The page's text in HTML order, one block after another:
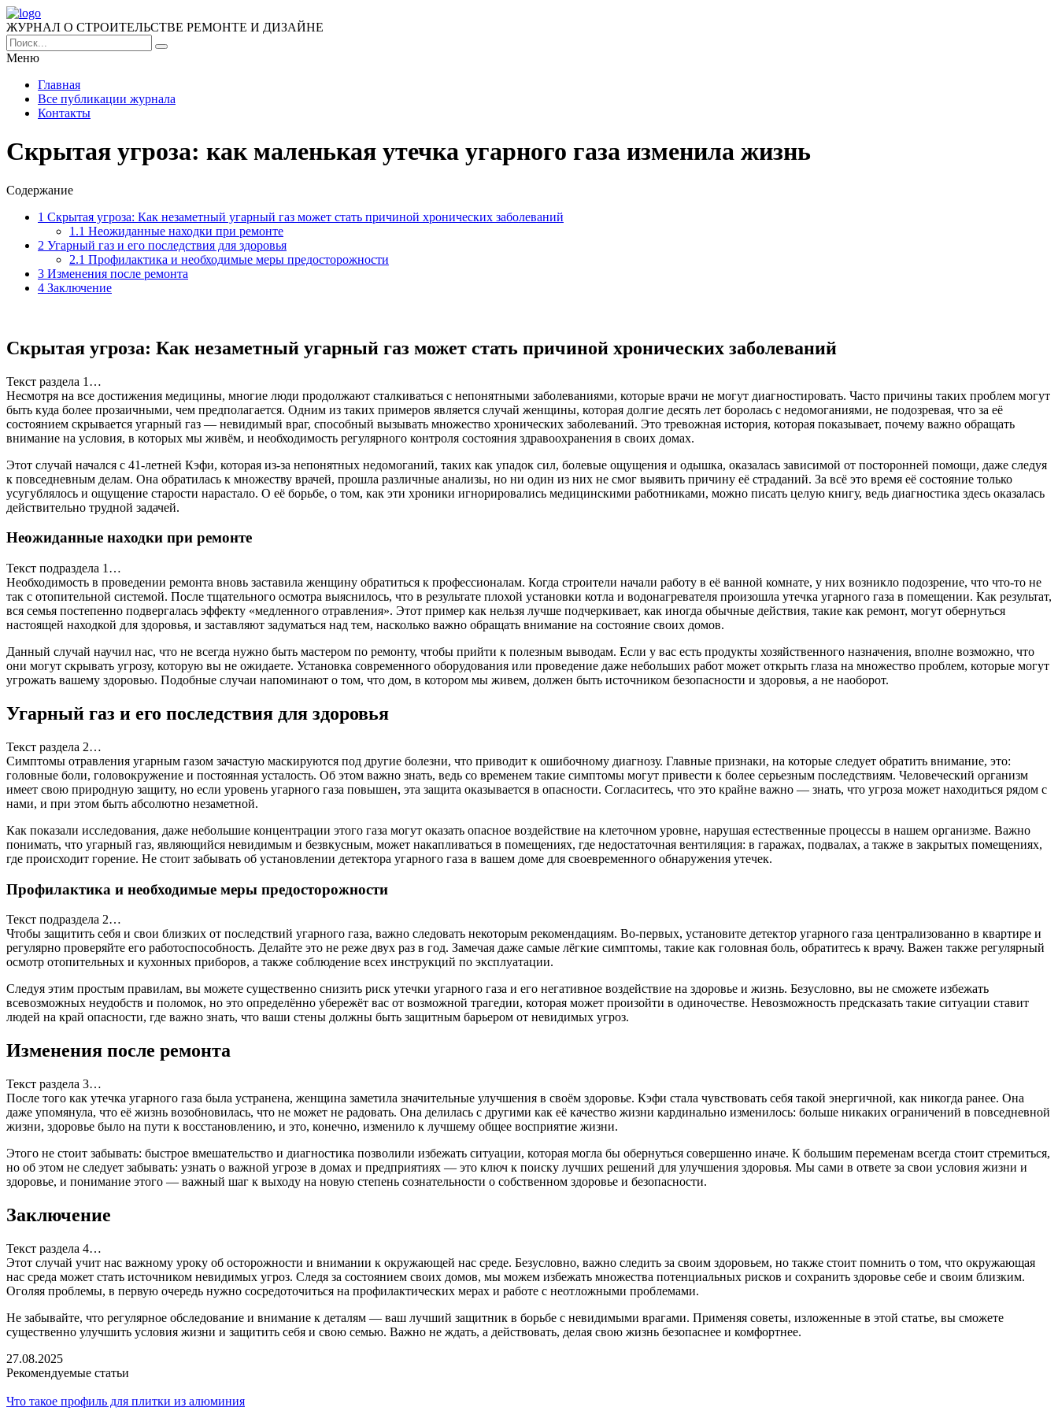
ЖУРНАЛ О СТРОИТЕЛЬСТВЕ РЕМОНТЕ И ДИЗАЙНЕ
Меню
Главная
Все публикации журнала
Контакты
Скрытая угроза: как маленькая утечка угарного газа изменила жизнь
Содержание
1 Скрытая угроза: Как незаметный угарный газ может стать причиной хронических заболеваний
1.1 Неожиданные находки при ремонте
2 Угарный газ и его последствия для здоровья
2.1 Профилактика и необходимые меры предосторожности
3 Изменения после ремонта
4 Заключение
Скрытая угроза: Как незаметный угарный газ может стать причиной хронических заболеваний
Текст раздела 1…
Несмотря на все достижения медицины, многие люди продолжают сталкиваться с непонятными заболеваниями, которые врачи не могут диагностировать. Часто причины таких проблем могут
быть куда более прозаичными, чем предполагается. Одним из таких примеров является случай женщины, которая долгие десять лет боролась с недомоганиями, не подозревая, что за её
состоянием скрывается угарный газ — невидимый враг, способный вызывать множество хронических заболеваний. Это тревожная история, которая показывает, почему важно обращать
внимание на условия, в которых мы живём, и необходимость регулярного контроля состояния здравоохранения в своих домах.
Этот случай начался с 41-летней Кэфи, которая из-за непонятных недомоганий, таких как упадок сил, болевые ощущения и одышка, оказалась зависимой от посторонней помощи, даже следуя
к повседневным делам. Она обратилась к множеству врачей, прошла различные анализы, но ни один из них не смог выявить причину её страданий. За всё это время её состояние только
усугублялось и ощущение старости нарастало. О её борьбе, о том, как эти хроники игнорировались медицинскими работниками, можно писать целую книгу, ведь диагностика здесь оказалась
действительно трудной задачей.
Неожиданные находки при ремонте
Текст подраздела 1…
Необходимость в проведении ремонта вновь заставила женщину обратиться к профессионалам. Когда строители начали работу в её ванной комнате, у них возникло подозрение, что что-то не
так с отопительной системой. После тщательного осмотра выяснилось, что в результате плохой установки котла и водонагревателя произошла утечка угарного газа в помещении. Как результат,
вся семья постепенно подвергалась эффекту «медленного отравления». Этот пример как нельзя лучше подчеркивает, как иногда обычные действия, такие как ремонт, могут обернуться
настоящей находкой для здоровья, и заставляют задуматься над тем, насколько важно обращать внимание на состояние своих домов.
Данный случай научил нас, что не всегда нужно быть мастером по ремонту, чтобы прийти к полезным выводам. Если у вас есть продукты хозяйственного назначения, вполне возможно, что
они могут скрывать угрозу, которую вы не ожидаете. Установка современного оборудования или проведение даже небольших работ может открыть глаза на множество проблем, которые могут
угрожать вашему здоровью. Подобные случаи напоминают о том, что дом, в котором мы живем, должен быть источником безопасности и здоровья, а не наоборот.
Угарный газ и его последствия для здоровья
Текст раздела 2…
Симптомы отравления угарным газом зачастую маскируются под другие болезни, что приводит к ошибочному диагнозу. Главные признаки, на которые следует обратить внимание, это:
головные боли, головокружение и постоянная усталость. Об этом важно знать, ведь со временем такие симптомы могут привести к более серьезным последствиям. Человеческий организм
имеет свою природную защиту, но если уровень угарного газа повышен, эта защита оказывается в опасности. Согласитесь, что это крайне важно — знать, что угроза может находиться рядом с
нами, и при этом быть абсолютно незаметной.
Как показали исследования, даже небольшие концентрации этого газа могут оказать опасное воздействие на клеточном уровне, нарушая естественные процессы в нашем организме. Важно
понимать, что угарный газ, являющийся невидимым и безвкусным, может накапливаться в помещениях, где недостаточная вентиляция: в гаражах, подвалах, а также в закрытых помещениях,
где происходит горение. Не стоит забывать об установлении детектора угарного газа в вашем доме для своевременного обнаружения утечек.
Профилактика и необходимые меры предосторожности
Текст подраздела 2…
Чтобы защитить себя и свои близких от последствий угарного газа, важно следовать некоторым рекомендациям. Во-первых, установите детектор угарного газа централизованно в квартире и
регулярно проверяйте его работоспособность. Делайте это не реже двух раз в год. Замечая даже самые лёгкие симптомы, такие как головная боль, обратитесь к врачу. Важен также регулярный
осмотр отопительных и кухонных приборов, а также соблюдение всех инструкций по эксплуатации.
Следуя этим простым правилам, вы можете существенно снизить риск утечки угарного газа и его негативное воздействие на здоровье и жизнь. Безусловно, вы не сможете избежать
всевозможных неудобств и поломок, но это определённо убережёт вас от возможной трагедии, которая может произойти в одиночестве. Невозможность предсказать такие ситуации ставит
людей на край опасности, где важно знать, что ваши стены должны быть защитным барьером от невидимых угроз.
Изменения после ремонта
Текст раздела 3…
После того как утечка угарного газа была устранена, женщина заметила значительные улучшения в своём здоровье. Кэфи стала чувствовать себя такой энергичной, как никогда ранее. Она
даже упомянула, что её жизнь возобновилась, что не может не радовать. Она делилась с другими как её качество жизни кардинально изменилось: больше никаких ограничений в повседневной
жизни, здоровье было на пути к восстановлению, и это, конечно, изменило к лучшему общее восприятие жизни.
Этого не стоит забывать: быстрое вмешательство и диагностика позволили избежать ситуации, которая могла бы обернуться совершенно иначе. К большим переменам всегда стоит стремиться,
но об этом не следует забывать: узнать о важной угрозе в домах и предприятиях — это ключ к поиску лучших решений для улучшения здоровья. Мы сами в ответе за свои условия жизни и
здоровье, и понимание этого — важный шаг к выходу на новую степень сознательности о собственном здоровье и безопасности.
Заключение
Текст раздела 4…
Этот случай учит нас важному уроку об осторожности и внимании к окружающей нас среде. Безусловно, важно следить за своим здоровьем, но также стоит помнить о том, что окружающая
нас среда может стать источником невидимых угроз. Следя за состоянием своих домов, мы можем избежать множества потенциальных рисков и сохранить здоровье себе и своим близким.
Оголяя проблемы, в первую очередь нужно сосредоточиться на профилактических мерах и работе с неотложными проблемами.
Не забывайте, что регулярное обследование и внимание к деталям — ваш лучший защитник в борьбе с невидимыми врагами. Применяя советы, изложенные в этой статье, вы сможете
существенно улучшить условия жизни и защитить себя и свою семью. Важно не ждать, а действовать, делая свою жизнь безопаснее и комфортнее.
27.08.2025
Рекомендуемые статьи
Что такое профиль для плитки из алюминия